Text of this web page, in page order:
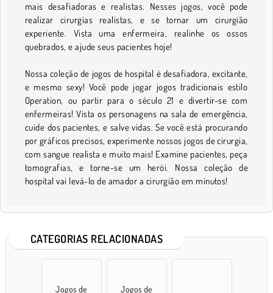
mais desafiadoras e realistas. Nesses jogos, você pode
realizar cirurgias realistas, e se tornar um cirurgião
experiente. Vista uma enfermeira, realinhe os ossos
quebrados, e ajude seus pacientes hoje!
Nossa coleção de jogos de hospital é desafiadora, excitante,
e mesmo sexy! Você pode jogar jogos tradicionais estilo
Operation, ou partir para o século 21 e divertir-se com
enfermeiras! Vista os personagens na sala de emergência,
cuide dos pacientes, e salve vidas. Se você está procurando
por gráficos precisos, experimente nossos jogos de cirurgia,
com sangue realista e muito mais! Examine pacientes, peça
tomografias, e torne-se um herói. Nossa coleção de
hospital vai levá-lo de amador a cirurgião em minutos!
CATEGORIAS RELACIONADAS
Jogos de
Jogos de